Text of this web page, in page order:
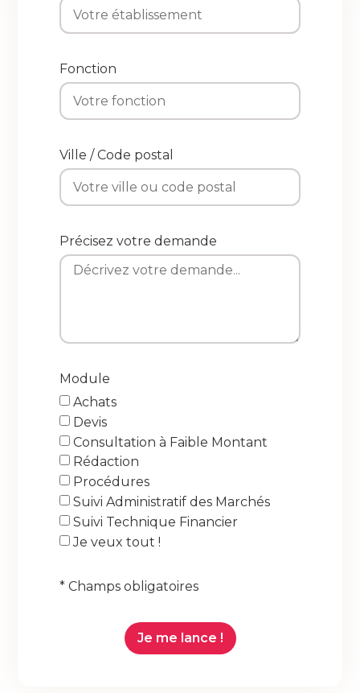
Fonction
Ville / Code postal
Précisez votre demande
Module
Achats
Devis
Consultation à Faible Montant
Rédaction
Procédures
Suivi Administratif des Marchés
Suivi Technique Financier
Je veux tout !
* Champs obligatoires
Je me lance !